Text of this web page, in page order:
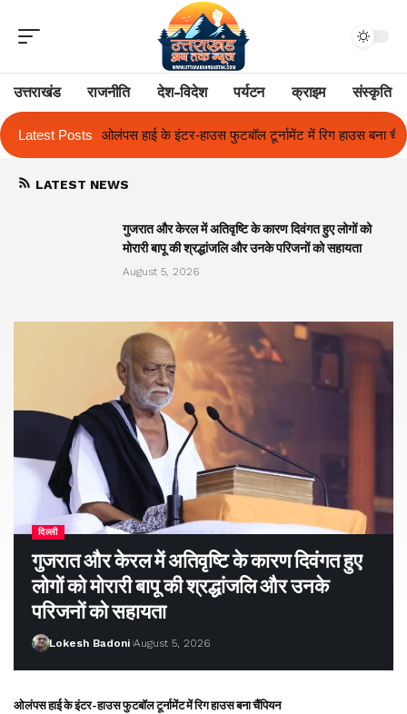
उत्तराखंड राजनीति देश-विदेश पर्यटन क्राइम संस्कृति
Latest Posts
इंटर-हाउस फुटबॉल टूर्नामेंट में रिग हाउस बना चैंपियन तुलाज़ ने रचा इतिहास,
LATEST NEWS
गुजरात और केरल में अतिवृष्टि के कारण दिवंगत हुए लोगों को
मोरारी बापू की श्रद्धांजलि और उनके परिजनों को सहायता
August 5, 2026
दिल्ली
गुजरात और केरल में अतिवृष्टि के कारण दिवंगत हुए
लोगों को मोरारी बापू की श्रद्धांजलि और उनके
परिजनों को सहायता
Lokesh Badoni August 5, 2026
ओलंपस हाई के इंटर-हाउस फुटबॉल टूर्नामेंट में रिग हाउस बना चैंपियन